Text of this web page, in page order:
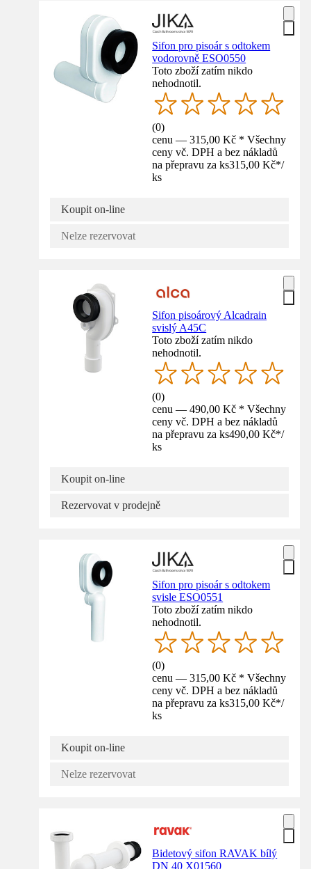
Sifon pro pisoár s odtokem
vodorovně ESO0550
Toto zboží zatím nikdo
nehodnotil.
(0)
cenu — 315,00 Kč * Všechny
ceny vč. DPH a bez nákladů
na přepravu za ks315,00 Kč*/
ks
Koupit on-line
Nelze rezervovat
Sifon pisoárový Alcadrain
svislý A45C
Toto zboží zatím nikdo
nehodnotil.
(0)
cenu — 490,00 Kč * Všechny
ceny vč. DPH a bez nákladů
na přepravu za ks490,00 Kč*/
ks
Koupit on-line
Rezervovat v prodejně
Sifon pro pisoár s odtokem
svisle ESO0551
Toto zboží zatím nikdo
nehodnotil.
(0)
cenu — 315,00 Kč * Všechny
ceny vč. DPH a bez nákladů
na přepravu za ks315,00 Kč*/
ks
Koupit on-line
Nelze rezervovat
Bidetový sifon RAVAK bílý
DN 40 X01560